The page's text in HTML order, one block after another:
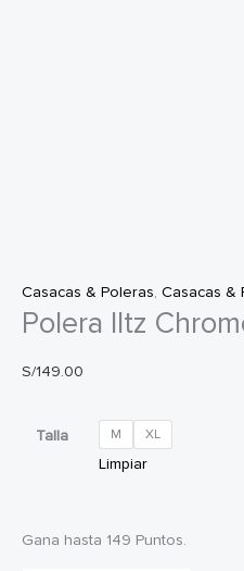
Casacas & Poleras, Casacas &
Polera Iltz
S/149.00
Talla M XL
Limpiar
Gana hasta 149 Puntos.